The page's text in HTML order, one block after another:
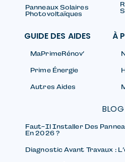
Panneaux Solaires
Photovoltaïques
GUIDE DES AIDES
MaPrimeRénov’
Prime Énergie
Autres Aides
À
BLOG
Faut-Il Installer Des
En 2026 ?
Diagnostic Avant Travaux :